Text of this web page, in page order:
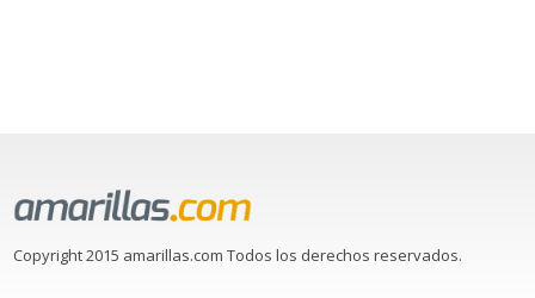
Copyright 2015 amarillas.com Todos los derechos reservados.